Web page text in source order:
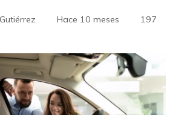
Hace 10 meses 197